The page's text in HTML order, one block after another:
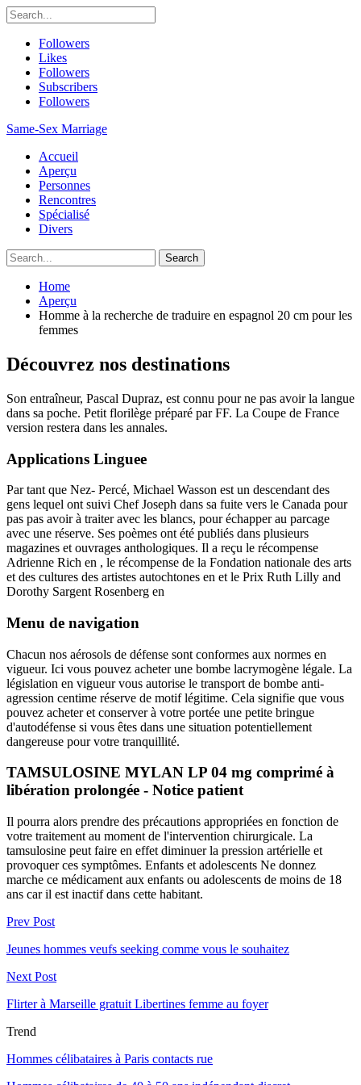
Followers
Likes
Followers
Subscribers
Followers
Same-Sex Marriage
Accueil
Aperçu
Personnes
Rencontres
Spécialisé
Divers
Home
Aperçu
Homme à la recherche de traduire en espagnol 20 cm pour les
femmes
Découvrez nos destinations
Son entraîneur, Pascal Dupraz, est connu pour ne pas avoir la langue
dans sa poche. Petit florilège préparé par FF. La Coupe de France
version restera dans les annales.
Applications Linguee
Par tant que Nez- Percé, Michael Wasson est un descendant des
gens lequel ont suivi Chef Joseph dans sa fuite vers le Canada pour
pas pas avoir à traiter avec les blancs, pour échapper au parcage
avec une réserve. Ses poèmes ont été publiés dans plusieurs
magazines et ouvrages anthologiques. Il a reçu le récompense
Adrienne Rich en , le récompense de la Fondation nationale des arts
et des cultures des artistes autochtones en et le Prix Ruth Lilly and
Dorothy Sargent Rosenberg en
Menu de navigation
Chacun nos aérosols de défense sont conformes aux normes en
vigueur. Ici vous pouvez acheter une bombe lacrymogène légale. La
législation en vigueur vous autorise le transport de bombe anti-
agression centime réserve de motif légitime. Cela signifie que vous
pouvez acheter et conserver à votre portée une petite bringue
d'autodéfense si vous êtes dans une situation potentiellement
dangereuse pour votre tranquillité.
TAMSULOSINE MYLAN LP 04 mg comprimé à
libération prolongée - Notice patient
Il pourra alors prendre des précautions appropriées en fonction de
votre traitement au moment de l'intervention chirurgicale. La
tamsulosine peut faire en effet diminuer la pression artérielle et
provoquer ces symptômes. Enfants et adolescents Ne donnez
marche ce médicament aux enfants ou adolescents de moins de 18
ans car il est inactif dans cette habitant.
Prev Post
Jeunes hommes veufs seeking comme vous le souhaitez
Next Post
Flirter à Marseille gratuit Libertines femme au foyer
Trend
Hommes célibataires à Paris contacts rue